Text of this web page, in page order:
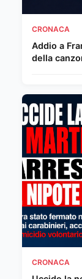
CRONACA
Addio a
della
CRONACA